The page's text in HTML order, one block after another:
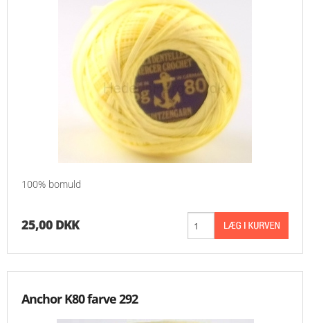
100% bomuld
25,00 DKK
Anchor K80 farve 292